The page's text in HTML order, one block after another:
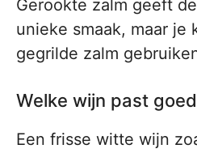
Gerookte zalm geeft
unieke smaak, maar je
gegrilde zalm
Welke wijn past
Een frisse witte wijn